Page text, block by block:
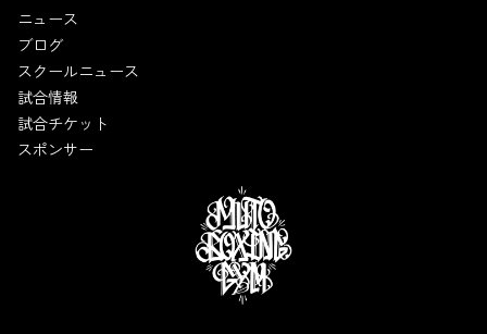
ニュース
ブログ
スクールニュース
試合情報
試合チケット
スポンサー